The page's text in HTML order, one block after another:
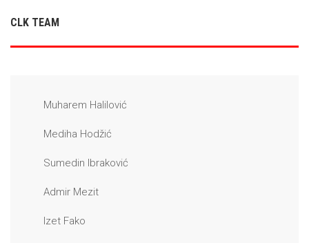
CLK TEAM
Muharem Halilović
Mediha Hodžić
Sumedin Ibraković
Admir Mezit
Izet Fako